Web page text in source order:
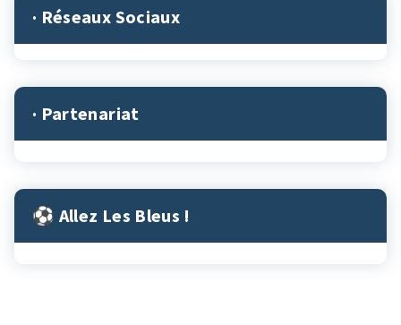
· Réseaux Sociaux
· Partenariat
⚽︎ Allez Les Bleus !